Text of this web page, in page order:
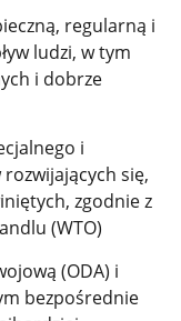
regularną i
ludzi, w tym
i dobrze
i
się,
zgodnie z
(WTO)
(ODA) i
bezpośrednie